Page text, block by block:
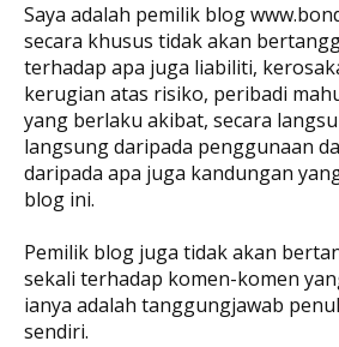
Saya adalah pemilik blog
secara khusus tidak akan
terhadap apa juga liabiliti,
kerugian atas risiko, peribadi
yang berlaku akibat, secara
langsung daripada penggunaan
daripada apa juga kandungan
blog ini.
Pemilik blog juga tidak akan
sekali terhadap komen-komen
ianya adalah tanggungjawab
sendiri.